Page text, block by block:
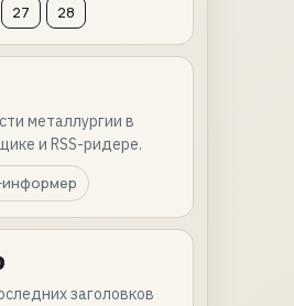
27 28
металлургии в
и RSS-ридере.
информер
заголовков